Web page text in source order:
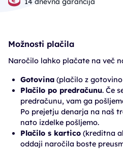
Možnosti plačila
Naročilo lahko plačate na več
Gotovina (plačilo z
Plačilo po predračunu. Če
predračunu, vam ga
Po prejetju denarja na naš
nato izdelke pošljemo.
Plačilo s kartico (kreditna
oddaji naročila boste